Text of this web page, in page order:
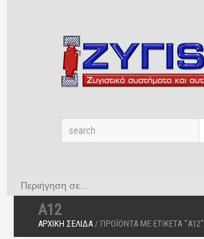
Α12
ΑΡΧΙΚΉ ΣΕΛΊΔΑ / ΠΡΟΪΌΝΤΑ ΜΕ ΕΤΙΚΈΤΑ “Α12”